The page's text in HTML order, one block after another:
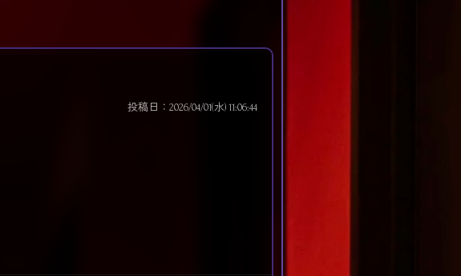
投稿日：2026/04/01(水) 11:06:44